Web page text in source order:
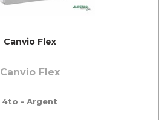
Canvio Flex
Canvio Flex
4to - Argent